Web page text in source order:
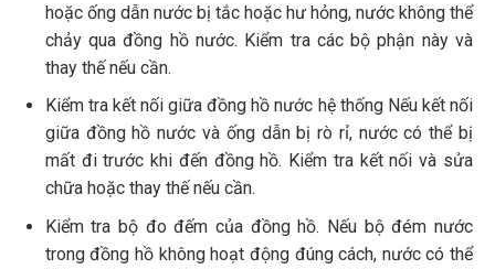
hoặc ống dẫn nước bị tắc hoặc hư hỏng, nước không thể
chảy qua đồng hồ nước. Kiểm tra các bộ phận này và
thay thế nếu cần.
Kiểm tra kết nối giữa đồng hồ nước hệ thống Nếu kết nối
giữa đồng hồ nước và ống dẫn bị rò rỉ, nước có thể bị
mất đi trước khi đến đồng hồ. Kiểm tra kết nối và sửa
chữa hoặc thay thế nếu cần.
Kiểm tra bộ đo đếm của đồng hồ. Nếu bộ đém nước
trong đồng hồ không hoạt động đúng cách, nước có thể